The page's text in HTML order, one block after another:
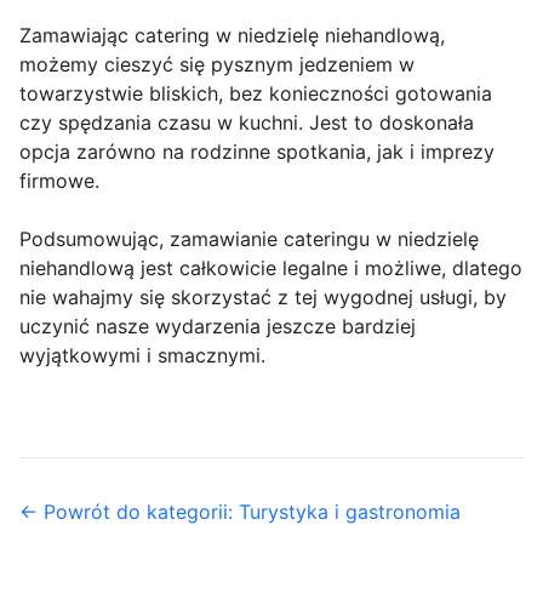
Zamawiając catering w niedzielę niehandlową,
możemy cieszyć się pysznym jedzeniem w
towarzystwie bliskich, bez konieczności gotowania
czy spędzania czasu w kuchni. Jest to doskonała
opcja zarówno na rodzinne spotkania, jak i imprezy
firmowe.
Podsumowując, zamawianie cateringu w niedzielę
niehandlową jest całkowicie legalne i możliwe, dlatego
nie wahajmy się skorzystać z tej wygodnej usługi, by
uczynić nasze wydarzenia jeszcze bardziej
wyjątkowymi i smacznymi.
← Powrót do kategorii: Turystyka i gastronomia